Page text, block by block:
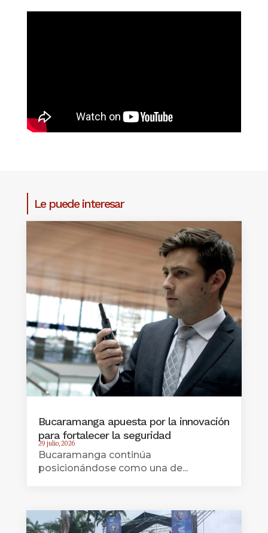
Le puede interesar
Bucaramanga apuesta por la innovación
para fortalecer la seguridad
29 julio, 2026
Bucaramanga continúa
posicionándose como una de...